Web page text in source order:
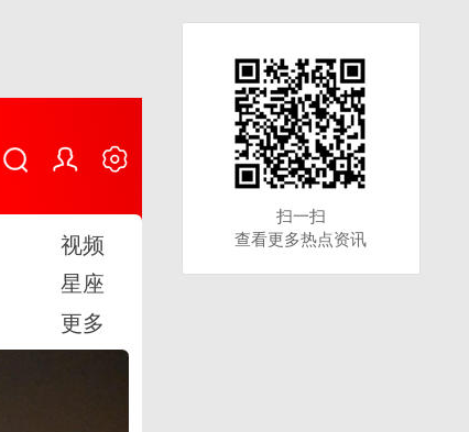
视频
星座
更多
扫一扫
查看更多热点资讯
扫一扫
查看更多热点资讯